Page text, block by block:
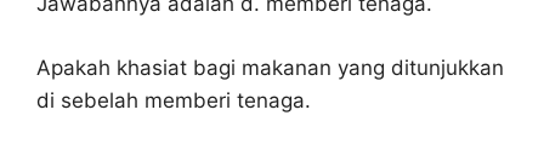
Apakah khasiat bagi makanan yang ditunjukkan
di sebelah memberi tenaga.